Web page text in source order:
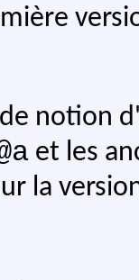
notion
et les
la